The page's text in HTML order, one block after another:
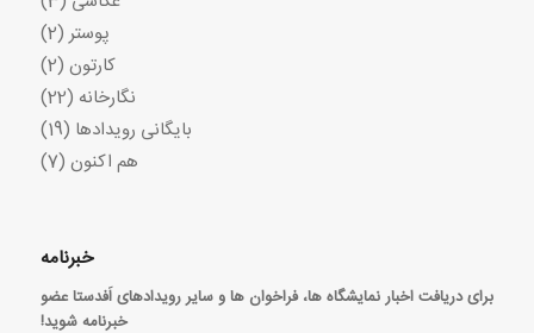
پوستر (2)
کارتون (2)
نگارخانه (22)
بایگانی رویدادها (19)
هم اکنون (7)
خبرنامه
برای دریافت اخبار نمایشگاه ها، فراخوان ها و سایر رویدادهای اَفدستا عضو
خبرنامه شوید!